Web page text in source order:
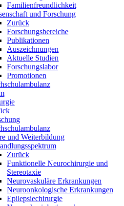
Familienfreundlichkeit
und Forschung
Zurück
Forschungsbereiche
Publikationen
Auszeichnungen
Aktuelle Studien
Forschungslabor
Promotionen
und Weiterbildung
Zurück
Funktionelle Neurochirurgie und
Stereotaxie
Neurovaskuläre Erkrankungen
Neuroonkologische Erkrankungen
Epilepsiechirurgie